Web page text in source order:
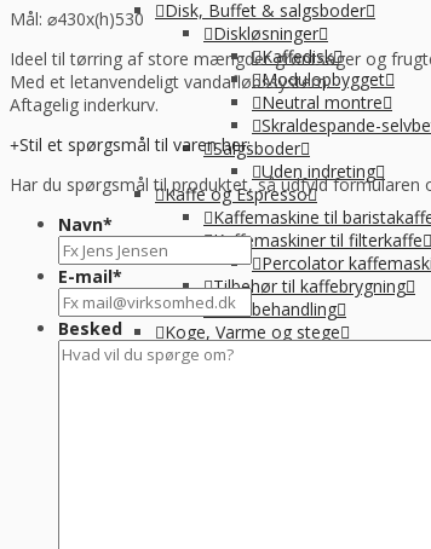
Disk, Buffet & salgsboder
Diskløsninger
Kaffedisk
Modulopbygget
Neutral montre
Skraldespande-
Salgsboder
Uden indreting
Kaffe og Espresso
Kaffemaskine til
Kaffemaskiner til filterkaffe
Percolator
Tilbehør til kaffebrygning
Vandbehandling
Koge, Varme og stege
Komfur / kogebord, EL og
Suppegryde, vandvarmer
Varmelampe, varmeplade
Mål: ⌀430x(h)530
Ideel til tørring af store mængder grøntsager og
Med et letanvendeligt vandafløbssystem.
Aftagelig inderkurv.
Stil et spørgsmål til varen her:
Har du spørgsmål til produktet, så udfyld formularen
Navn*
E-mail*
Besked